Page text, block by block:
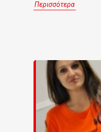
Περισσότερα